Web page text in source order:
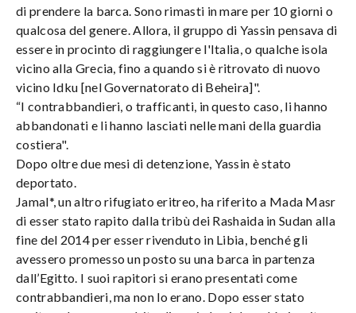
di prendere la barca. Sono rimasti in mare per 10 giorni o
qualcosa del genere. Allora, il gruppo di Yassin pensava di
essere in procinto di raggiungere l'Italia, o qualche isola
vicino alla Grecia, fino a quando si è ritrovato di nuovo
vicino Idku [nel Governatorato di Beheira]".
“I contrabbandieri, o trafficanti, in questo caso, li hanno
abbandonati e li hanno lasciati nelle mani della guardia
costiera".
Dopo oltre due mesi di detenzione, Yassin è stato
deportato.
Jamal*, un altro rifugiato eritreo, ha riferito a Mada Masr
di esser stato rapito dalla tribù dei Rashaida in Sudan alla
fine del 2014 per esser rivenduto in Libia, benché gli
avessero promesso un posto su una barca in partenza
dall’Egitto. I suoi rapitori si erano presentati come
contrabbandieri, ma non lo erano. Dopo esser stato